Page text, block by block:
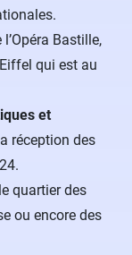
Bastille,
qui est au
et
réception des
quartier des
ou encore des